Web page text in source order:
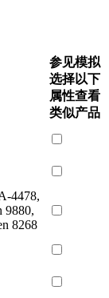
参见模拟
选择以下
属性查看
类似产品
4478,
9880,
8268